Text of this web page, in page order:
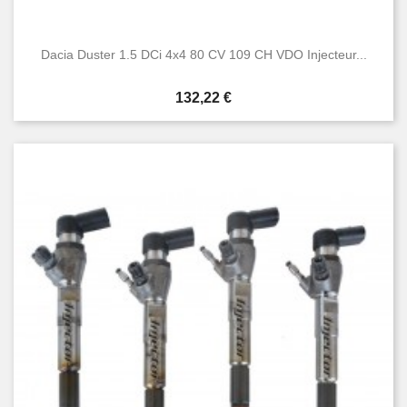
Dacia Duster 1.5 DCi 4x4 80 CV 109 CH VDO Injecteur...
Prix
132,22 €